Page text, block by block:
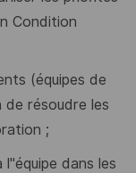
Condition
(équipes de
résoudre les
;
dans les